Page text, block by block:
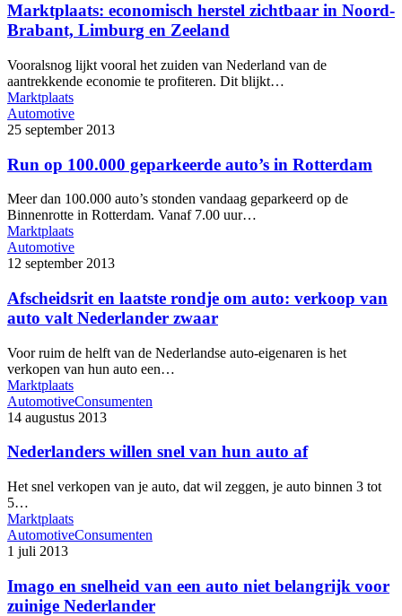
Marktplaats: economisch herstel zichtbaar in Noord-
Brabant, Limburg en Zeeland
Vooralsnog lijkt vooral het zuiden van Nederland van de
aantrekkende economie te profiteren. Dit blijkt…
Marktplaats
Automotive
25 september 2013
Run op 100.000 geparkeerde auto’s in Rotterdam
Meer dan 100.000 auto’s stonden vandaag geparkeerd op de
Binnenrotte in Rotterdam. Vanaf 7.00 uur…
Marktplaats
Automotive
12 september 2013
Afscheidsrit en laatste rondje om auto: verkoop van
auto valt Nederlander zwaar
Voor ruim de helft van de Nederlandse auto-eigenaren is het
verkopen van hun auto een…
Marktplaats
AutomotiveConsumenten
14 augustus 2013
Nederlanders willen snel van hun auto af
Het snel verkopen van je auto, dat wil zeggen, je auto binnen 3 tot
5…
Marktplaats
AutomotiveConsumenten
1 juli 2013
Imago en snelheid van een auto niet belangrijk voor
zuinige Nederlander